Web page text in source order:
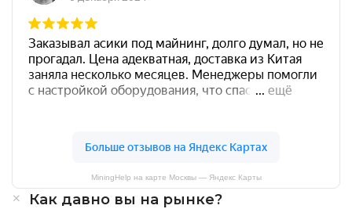
MiningHelp на карте Москвы — Яндекс Карты
Как давно вы на рынке?